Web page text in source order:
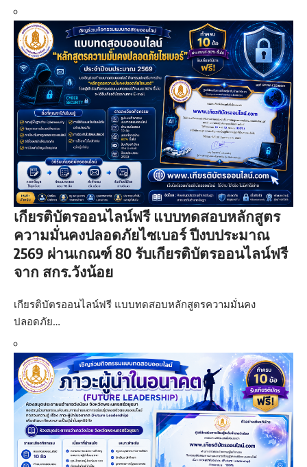
เกียรติบัตรออนไลน์ฟรี แบบทดสอบหลักสูตร
ความมั่นคงปลอดภัยไซเบอร์ ปีงบประมาณ
2569 ผ่านเกณฑ์ 80 รับเกียรติบัตรออนไลน์ฟรี
จาก สกร.วังน้อย
เกียรติบัตรออนไลน์ฟรี แบบทดสอบหลักสูตรความมั่นคง
ปลอดภัย…